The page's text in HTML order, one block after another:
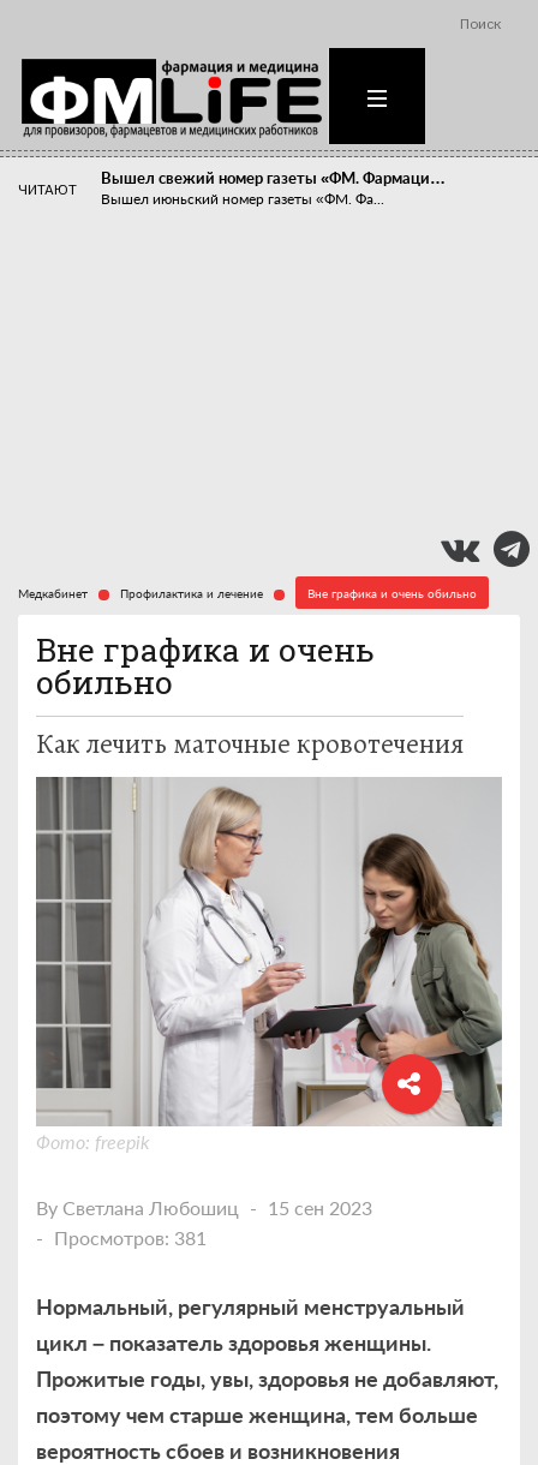
Поиск
ЧИТАЮТ
Вышел свежий номер газеты «ФМ. Фармаци…
Вышел июньский номер газеты «ФМ. Фа...
Медкабинет Профилактика и лечение Вне графика и очень обильно
Вне графика и очень
обильно
Как лечить маточные кровотечения
Фото: freepik
By Светлана Любошиц
15 сен 2023
Просмотров: 381
Нормальный, регулярный менструальный
цикл – показатель здоровья женщины.
Прожитые годы, увы, здоровья не добавляют,
поэтому чем старше женщина, тем больше
вероятность сбоев и возникновения